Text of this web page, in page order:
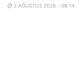
2 AĞUSTOS 2026 - 08:14